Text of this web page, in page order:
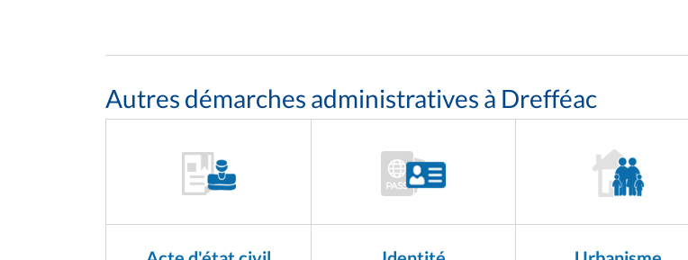
Autres démarches administratives à Drefféac